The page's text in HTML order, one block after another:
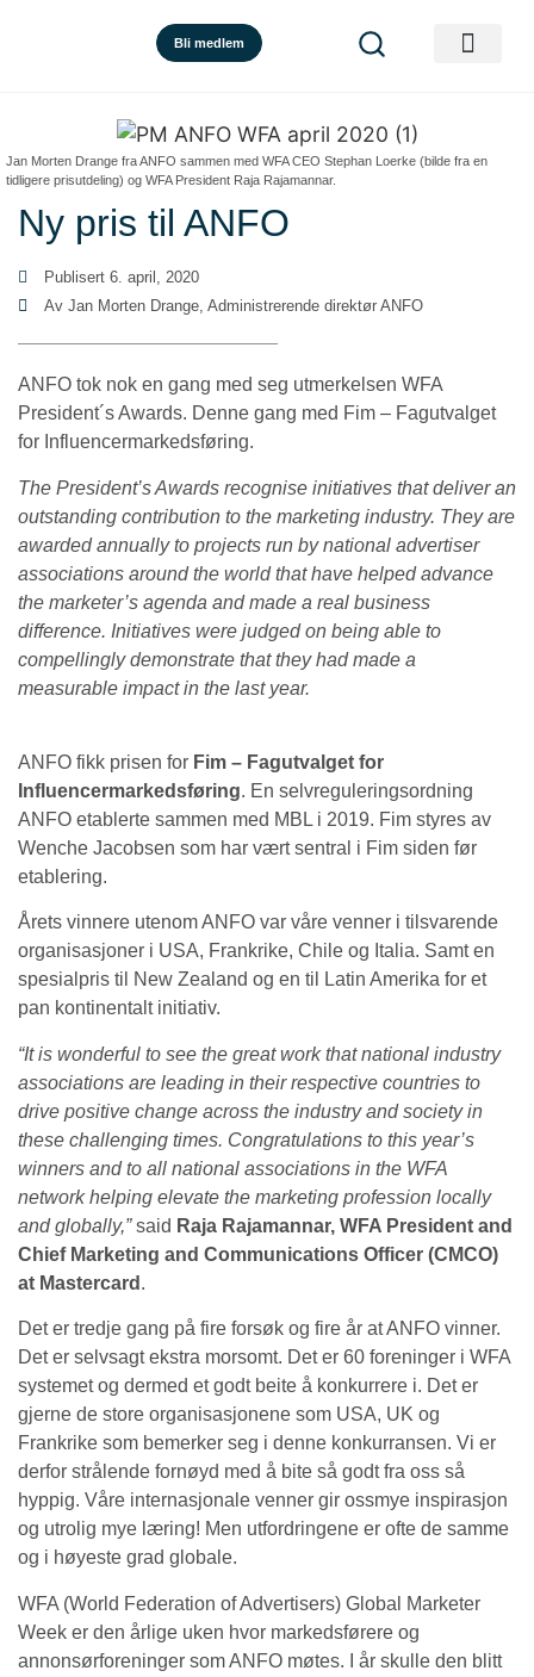
Bli medlem
Jan Morten Drange fra ANFO sammen med WFA CEO Stephan Loerke (bilde fra en
tidligere prisutdeling) og WFA President Raja Rajamannar.
Ny pris til ANFO
Publisert 6. april, 2020
Av Jan Morten Drange, Administrerende direktør ANFO
ANFO tok nok en gang med seg utmerkelsen WFA
President´s Awards. Denne gang med Fim – Fagutvalget
for Influencermarkedsføring.
The President’s Awards recognise initiatives that deliver an
outstanding contribution to the marketing industry. They are
awarded annually to projects run by national advertiser
associations around the world that have helped advance
the marketer’s agenda and made a real business
difference. Initiatives were judged on being able to
compellingly demonstrate that they had made a
measurable impact in the last year.
ANFO fikk prisen for Fim – Fagutvalget for
Influencermarkedsføring. En selvreguleringsordning
ANFO etablerte sammen med MBL i 2019. Fim styres av
Wenche Jacobsen som har vært sentral i Fim siden før
etablering.
Årets vinnere utenom ANFO var våre venner i tilsvarende
organisasjoner i USA, Frankrike, Chile og Italia. Samt en
spesialpris til New Zealand og en til Latin Amerika for et
pan kontinentalt initiativ.
“It is wonderful to see the great work that national industry
associations are leading in their respective countries to
drive positive change across the industry and society in
these challenging times. Congratulations to this year’s
winners and to all national associations in the WFA
network helping elevate the marketing profession locally
and globally,”said Raja Rajamannar, WFA President and
Chief Marketing and Communications Officer (CMCO)
at Mastercard .
Det er tredje gang på fire forsøk og fire år at ANFO vinner.
Det er selvsagt ekstra morsomt. Det er 60 foreninger i WFA
systemet og dermed et godt beite å konkurrere i. Det er
gjerne de store organisasjonene som USA, UK og
Frankrike som bemerker seg i denne konkurransen. Vi er
derfor strålende fornøyd med å bite så godt fra oss så
hyppig. Våre internasjonale venner gir ossmye inspirasjon
og utrolig mye læring! Men utfordringene er ofte de samme
og i høyeste grad globale.
WFA (World Federation of Advertisers) Global Marketer
Week er den årlige uken hvor markedsførere og
annonsørforeninger som ANFO møtes. I år skulle den blitt